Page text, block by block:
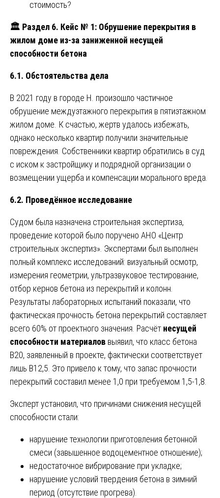
стоимость?
🏛 ️ Раздел 6. Кейс № 1: Обрушение перекрытия в
жилом доме из-за заниженной несущей
способности бетона
6.1. Обстоятельства дела
В 2021 году в городе Н. произошло частичное
обрушение междуэтажного перекрытия в пятиэтажном
жилом доме. К счастью, жертв удалось избежать,
однако несколько квартир получили значительные
повреждения. Собственники квартир обратились в суд
с иском к застройщику и подрядной организации о
возмещении ущерба и компенсации морального вреда.
6.2. Проведённое исследование
Судом была назначена строительная экспертиза,
проведение которой было поручено АНО «Центр
строительных экспертиз». Экспертами был выполнен
полный комплекс исследований: визуальный осмотр,
измерения геометрии, ультразвуковое тестирование,
отбор кернов бетона из перекрытий и колонн.
Результаты лабораторных испытаний показали, что
фактическая прочность бетона перекрытий составляет
всего 60% от проектного значения. Расчёт несущей
способности материалов выявил, что класс бетона
В20, заявленный в проекте, фактически соответствует
лишь В12,5. Это привело к тому, что запас прочности
перекрытий составил менее 1,0 при требуемом 1,5-1,8.
Эксперт установил, что причинами снижения несущей
способности стали:
нарушение технологии приготовления бетонной
смеси (завышенное водоцементное отношение);
недостаточное вибрирование при укладке;
нарушение условий твердения бетона в зимний
период (отсутствие прогрева).